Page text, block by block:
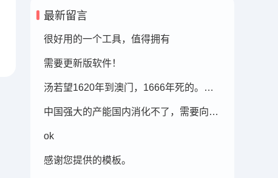
最新留言
很好用的一个工具，值得拥有
需要更新版软件！
汤若望1620年到澳门，1666年死的。此时的明朝东北地区已经被后金国成立了，在明朝灭亡的崇祯年间，汤若望还能和明朝天文学家一起到东北地区做这个制定历法的比赛，很强大啊。鹤岗，在今天的黑龙江省东部的鹤岗市
中国强大的产能国内消化不了，需要向外转移。
ok
感谢您提供的模板。